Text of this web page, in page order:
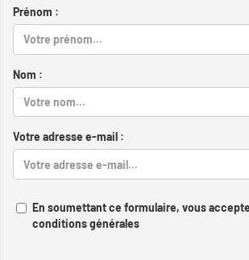
Prénom :
Nom :
Votre adresse e-mail :
En soumettant ce formulaire, vous
conditions générales